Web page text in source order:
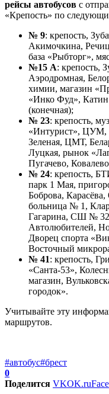
рейсы автобусов с
«Крепость» по
№ 9: крепость,
Акимочкина,
база «Рыбторг»,
№15 А: крепость,
Аэродромная,
химии, магазин
«Инко Фуд»,
(конечная);
№ 23: крепость,
«Интурист», ЦУМ,
Зеленая, ЦМТ,
Луцкая, рынок
Пугачево,
№ 24: крепость,
парк 1 Мая,
Боброва,
больница № 1,
Гагарина, СШ №
Автолюбителей,
Дворец спорта
Восточный
№ 41: крепость,
«Санта-53»,
магазин,
городок».
Учитывайте эту
маршрутов.
#автобус#брест
0
Поделится VKOK.ru